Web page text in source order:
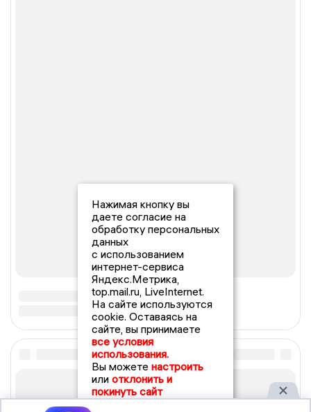
Нажимая кнопку вы
даете согласие на
обработку персональных
данных
с использованием
интернет-сервиса
Яндекс.Метрика,
top.mail.ru, LiveInternet.
На сайте используются
cookie. Оставаясь на
сайте, вы принимаете
все условия
использования.
Вы можете настроить
или отклонить и
покинуть сайт